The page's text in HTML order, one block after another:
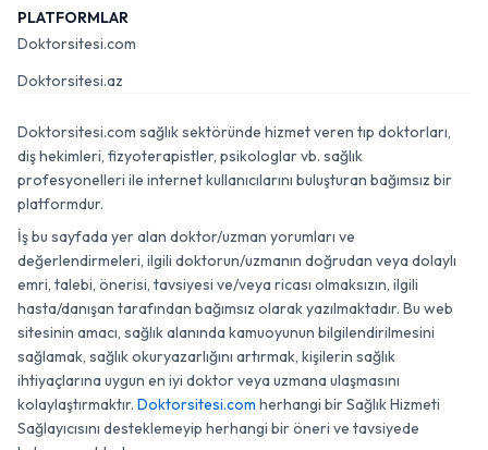
PLATFORMLAR
Doktorsitesi.com
Doktorsitesi.az
Doktorsitesi.com sağlık sektöründe hizmet veren tıp doktorları,
diş hekimleri, fizyoterapistler, psikologlar vb. sağlık
profesyonelleri ile internet kullanıcılarını buluşturan bağımsız bir
platformdur.
İş bu sayfada yer alan doktor/uzman yorumları ve
değerlendirmeleri, ilgili doktorun/uzmanın doğrudan veya dolaylı
emri, talebi, önerisi, tavsiyesi ve/veya ricası olmaksızın, ilgili
hasta/danışan tarafından bağımsız olarak yazılmaktadır. Bu web
sitesinin amacı, sağlık alanında kamuoyunun bilgilendirilmesini
sağlamak, sağlık okuryazarlığını artırmak, kişilerin sağlık
ihtiyaçlarına uygun en iyi doktor veya uzmana ulaşmasını
kolaylaştırmaktır. Doktorsitesi.com herhangi bir Sağlık Hizmeti
Sağlayıcısını desteklemeyip herhangi bir öneri ve tavsiyede